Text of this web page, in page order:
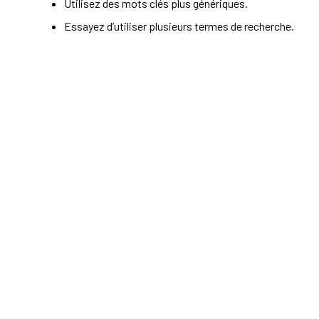
Utilisez des mots clés plus génériques.
Essayez d’utiliser plusieurs termes de recherche.